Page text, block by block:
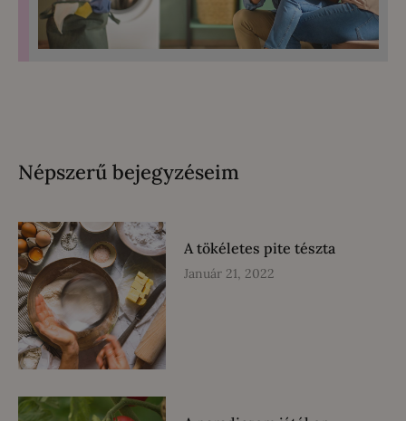
Népszerű bejegyzéseim
A tökéletes pite tészta
Január 21, 2022